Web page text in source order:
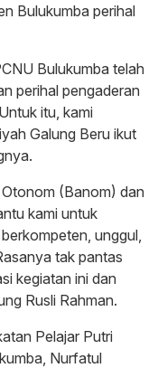
Bulukumba perihal
Bulukumba telah
perihal pengaderan
itu, kami
Galung Beru ikut
(Banom) dan
kami untuk
unggul,
tak pantas
kegiatan ini dan
Rusli Rahman.
Pelajar Putri
Nurfatul